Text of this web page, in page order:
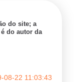
do site; a
do autor da
08-22 11:03:43